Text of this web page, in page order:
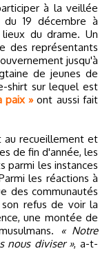
à la veillée
19 décembre à
du drame. Un
des représentants
jusqu'à
de jeunes de
shirt sur lequel est
paix »ont aussi fait
recueillement et
de fin d'année, les
parmi les instances
les réactions à
des communautés
refus de voir la
une montée de
« Notre
nous diviser », a-t-